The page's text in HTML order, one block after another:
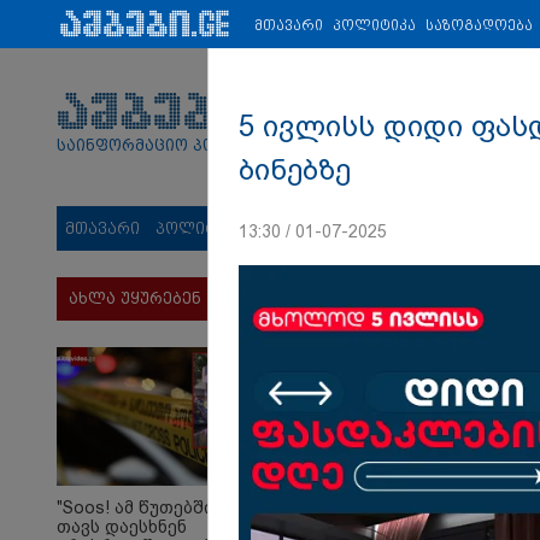
პარტნიორები: ახალი ამბები ეკონომიკა ვიდეო
საინფორმაციო პორტალი
მთავარი პოლიტიკა საზოგადოება
ახლა უყურებენ
"Soos! ამ წუთებში
თავს დაესხნენ
მთავარი პოლიტიკა საზოგადოება
5 ივლისს დიდი
ბინებზე
13:30 / 01-07-2025